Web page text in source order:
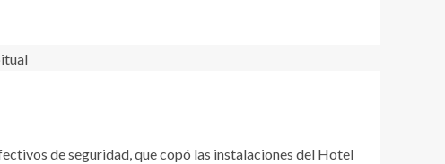
de seguridad, que copó las instalaciones del Hotel